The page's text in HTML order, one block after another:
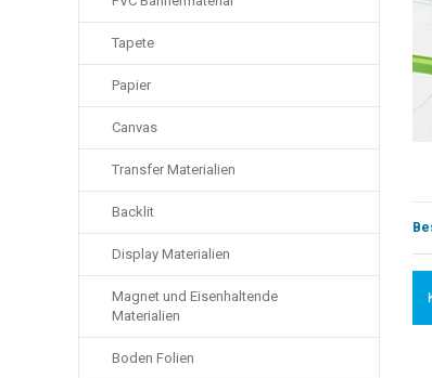
Tapete
Papier
Canvas
Transfer Materialien
Backlit
Display Materialien
Magnet und Eisenhaltende
Materialien
Boden Folien